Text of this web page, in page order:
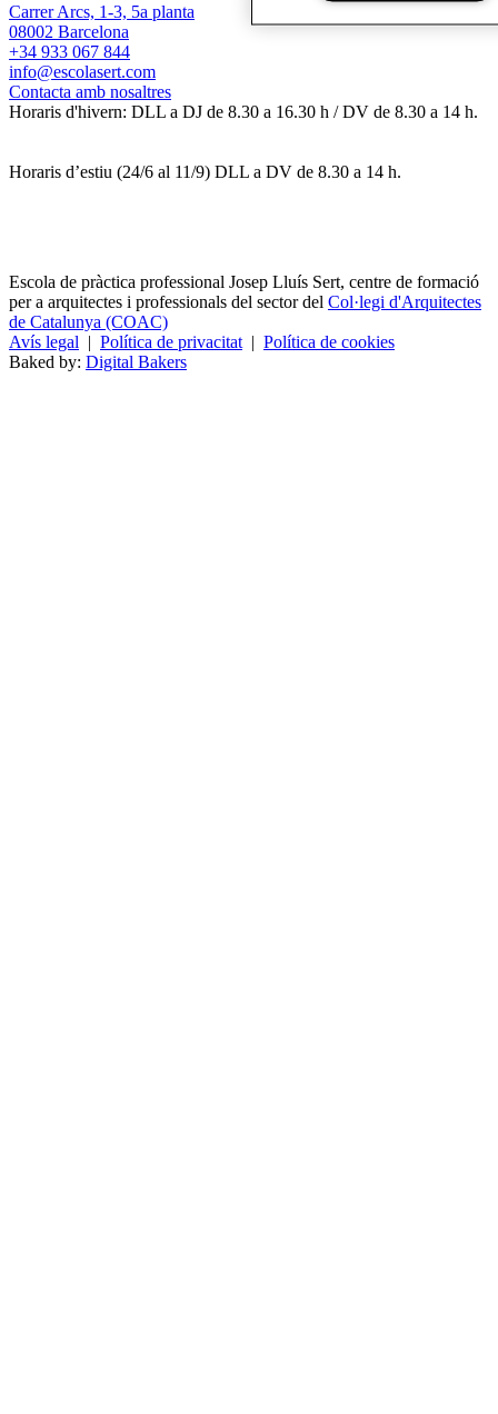
Carrer Arcs, 1-3, 5a planta
08002 Barcelona
+34 933 067 844
info@escolasert.com
Contacta amb nosaltres
Horaris d'hivern: DLL a DJ de 8.30 a 16.30 h / DV de 8.30 a 14 h.
Horaris d’estiu (24/6 al 11/9) DLL a DV de 8.30 a 14 h.
Escola de pràctica professional Josep Lluís Sert, centre de formació
per a arquitectes i professionals del sector del Col·legi d'Arquitectes
de Catalunya (COAC)
Avís legal | Política de privacitat | Política de cookies
Baked by: Digital Bakers